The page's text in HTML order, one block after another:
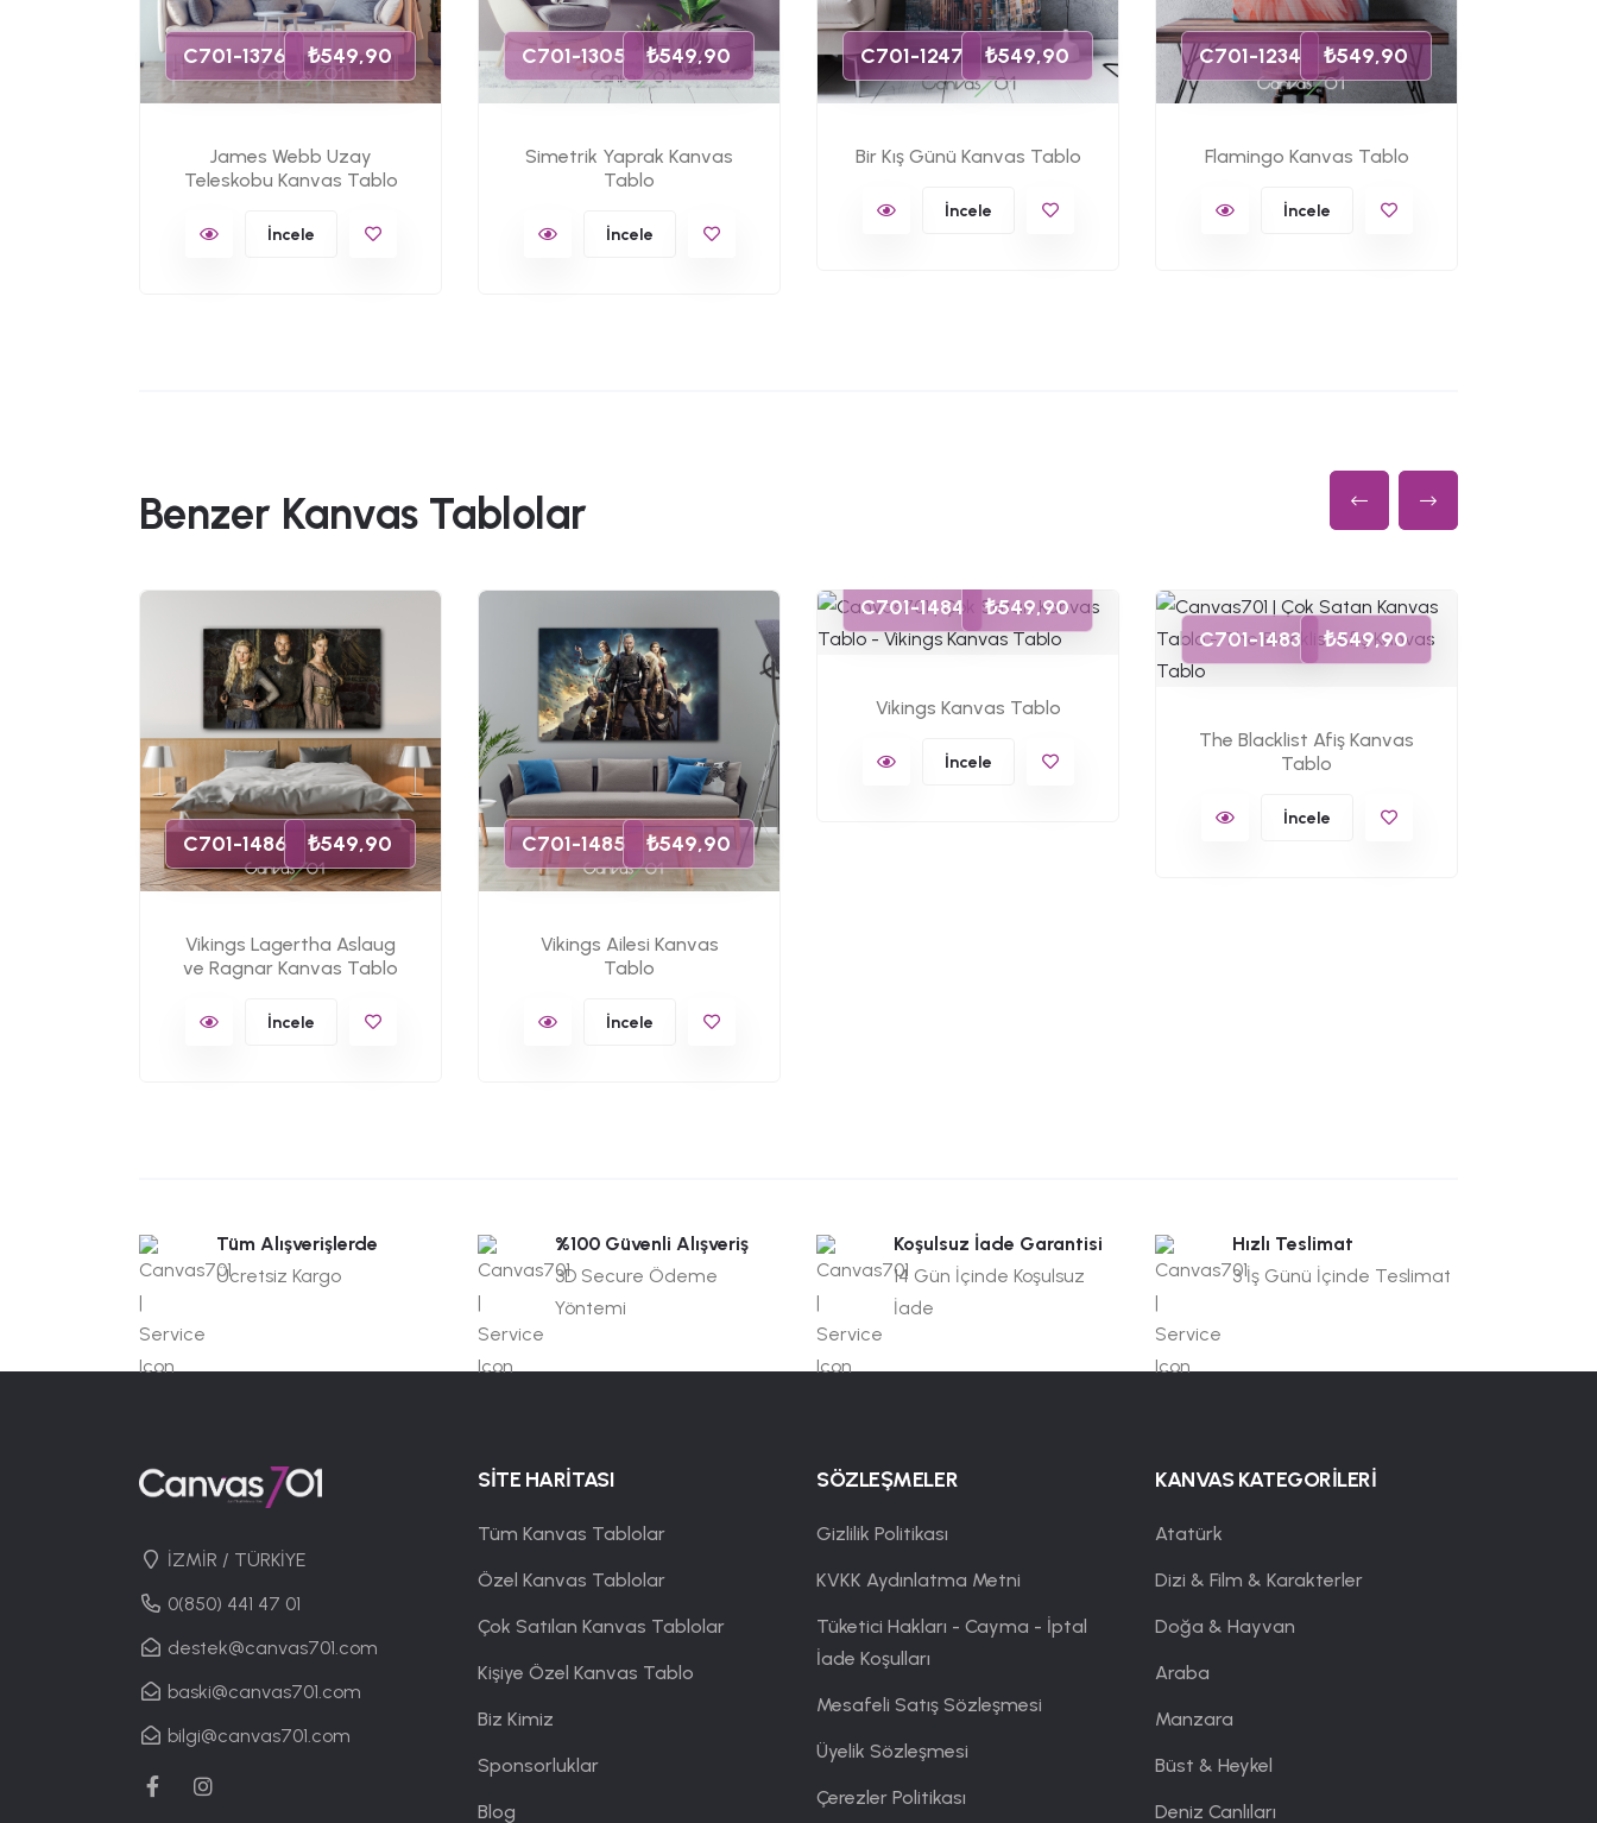
C701-1376 ₺549,90
James Webb Uzay
Teleskobu Kanvas Tablo
İncele
C701-1305 ₺549,90
Simetrik Yaprak Kanvas
Tablo
İncele
C701-1247 ₺549,90
Bir Kış Günü Kanvas Tablo
İncele
C701-1234 ₺549,90
Flamingo Kanvas Tablo
İncele
Benzer Kanvas Tablolar
C701-1486 ₺549,90
Vikings Lagertha Aslaug
ve Ragnar Kanvas Tablo
İncele
C701-1485 ₺549,90
Vikings Ailesi Kanvas
Tablo
İncele
C701-1484 ₺549,90
Vikings Kanvas Tablo
İncele
C701-1483 ₺549,90
The Blacklist Afiş Kanvas
Tablo
İncele
Tüm Alışverişlerde
Ücretsiz Kargo
%100 Güvenli Alışveriş
3D Secure Ödeme
Yöntemi
Koşulsuz İade Garantisi
14 Gün İçinde Koşulsuz
İade
Hızlı Teslimat
3 İş Günü İçinde Teslimat
İZMİR / TÜRKİYE
0(850) 441 47 01
destek@canvas701.com
baski@canvas701.com
bilgi@canvas701.com
SİTE HARİTASI
Tüm Kanvas Tablolar
Özel Kanvas Tablolar
Çok Satılan Kanvas Tablolar
Kişiye Özel Kanvas Tablo
Biz Kimiz
Sponsorluklar
Blog
SÖZLEŞMELER
Gizlilik Politikası
KVKK Aydınlatma Metni
Tüketici Hakları - Cayma - İptal
İade Koşulları
Mesafeli Satış Sözleşmesi
Üyelik Sözleşmesi
Çerezler Politikası
KANVAS KATEGORİLERİ
Atatürk
Dizi & Film & Karakterler
Doğa & Hayvan
Araba
Manzara
Büst & Heykel
Deniz Canlıları